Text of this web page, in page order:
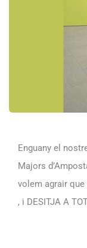
Enguany el
Majors
volem agrair
, i DESITJA A